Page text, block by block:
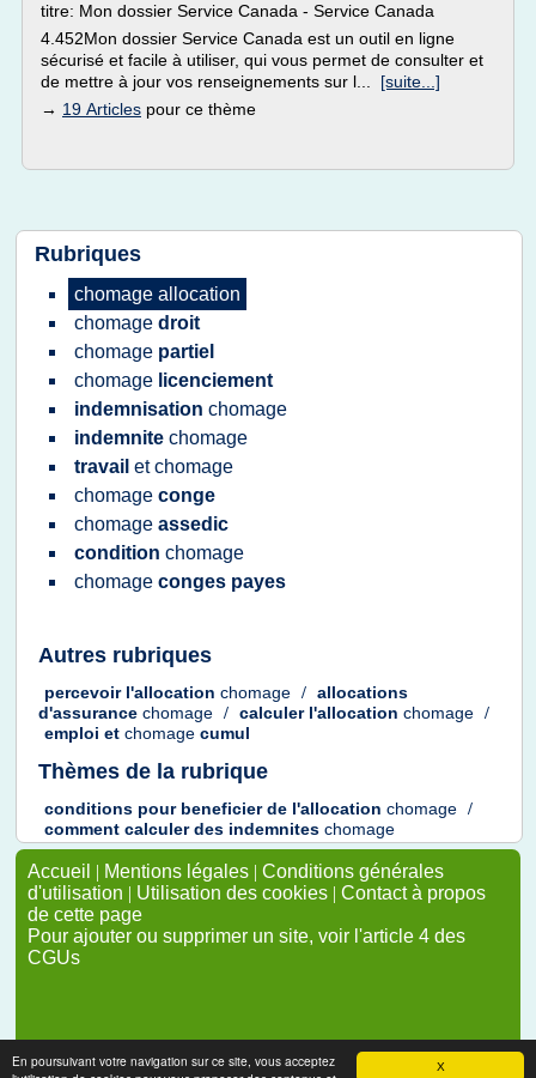
X
En poursuivant votre navigation sur ce site, vous acceptez
titre: Mon dossier Service Canada - Service Canada
4.452Mon dossier Service Canada est un outil en ligne
sécurisé et facile à utiliser, qui vous permet de consulter et
de mettre à jour vos renseignements sur l... [suite...]
→ 19 Articles pour ce thème
Rubriques
chomage allocation
chomage droit
chomage partiel
chomage licenciement
indemnisation chomage
indemnite chomage
travail etchomage
chomage conge
chomage assedic
condition chomage
chomage conges payes
Autres rubriques
percevoir l'allocation chomage / allocations
d'assurance chomage / calculer l'allocation chomage /
emploi et chomage cumul
Thèmes de la rubrique
conditions pour beneficierde l'allocation chomage /
comment calculerdes indemnites chomage
Accueil | Mentions légales | Conditions générales
d'utilisation | Utilisation des cookies | Contact à propos
de cette page
Pour ajouter ou supprimer un site, voir l'article 4 des
CGUs